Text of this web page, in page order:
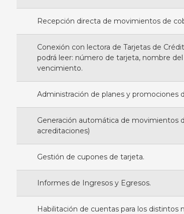
Recepción directa de movimientos de
Conexión con lectora de Tarjetas de
podrá leer: número de tarjeta, nombre
vencimiento.
Administración de planes y promociones
Generación automática de movimientos
acreditaciones)
Gestión de cupones de tarjeta.
Informes de Ingresos y Egresos.
Habilitación de cuentas para los distintos